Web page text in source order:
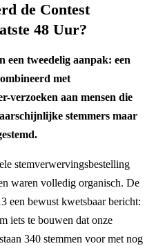
de Contest
48 Uur?
een tweedelig aanpak: een
met
verzoeken aan mensen die
stemmers maar
stemverwervingsbestelling
waren volledig organisch. De
een bewust kwetsbaar bericht:
iets te bouwen dat onze
340 stemmen voor met nog